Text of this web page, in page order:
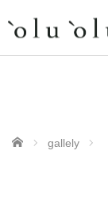
ホーム gallely